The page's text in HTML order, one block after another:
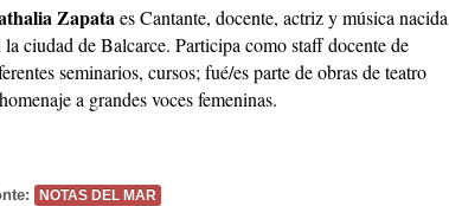
Zapataes Cantante, docente, actriz y música nacida
la ciudad de Balcarce. Participa como staff docente de
seminarios, cursos; fué/es parte de obras de teatro
a grandes voces femeninas.
NOTAS DEL MAR